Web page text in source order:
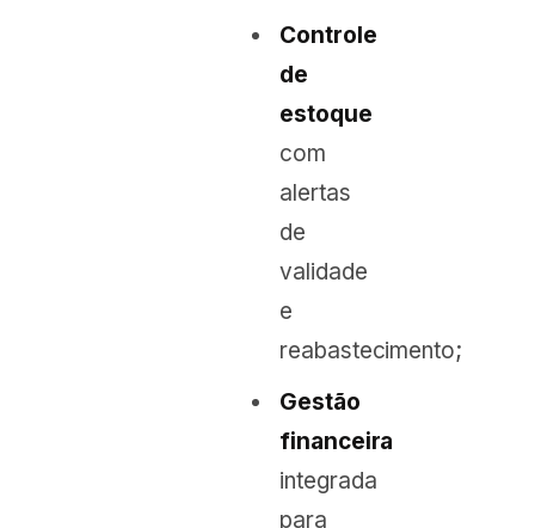
Controle
de
estoque
com
alertas
de
validade
e
reabastecimento;
Gestão
financeira
integrada
para